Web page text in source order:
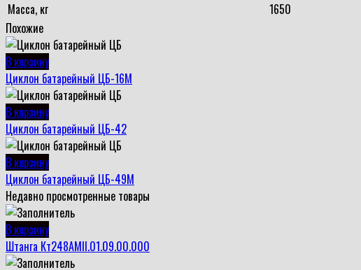
Масса, кг
1650
Похожие
В корзину
Циклон батарейный ЦБ-16М
В корзину
Циклон батарейный ЦБ-42
В корзину
Циклон батарейный ЦБ-49М
Недавно просмотренные товары
В корзину
Штанга Кт248АМII.01.09.00.000